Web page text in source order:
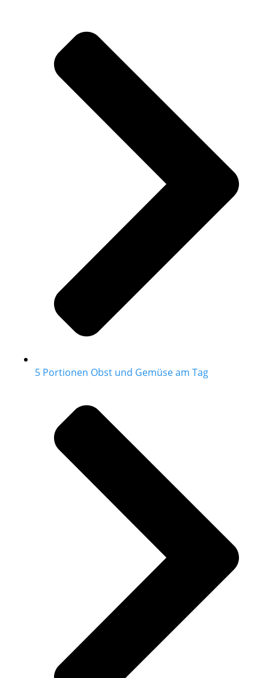
5 Portionen Obst und Gemüse am Tag